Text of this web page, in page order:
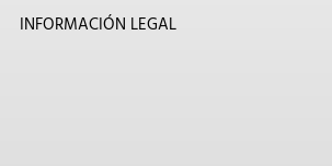
INFORMACIÓN LEGAL